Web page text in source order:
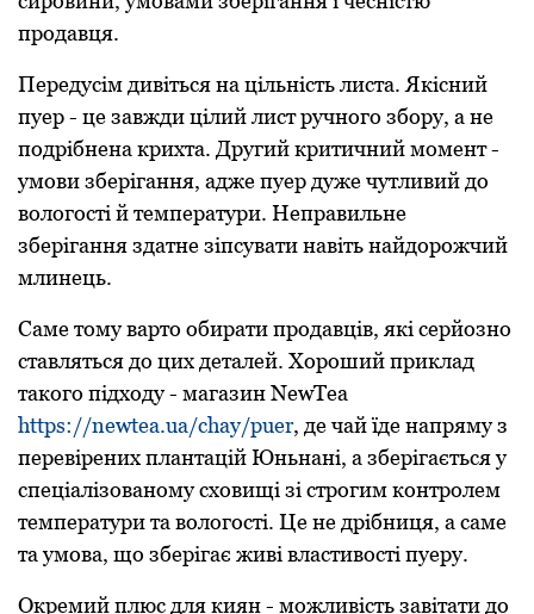
продавця.
Передусім дивіться на цільність листа. Якісний
пуер - це завжди цілий лист ручного збору, а не
подрібнена крихта. Другий критичний момент -
умови зберігання, адже пуер дуже чутливий до
вологості й температури. Неправильне
зберігання здатне зіпсувати навіть найдорожчий
млинець.
Саме тому варто обирати продавців, які серйозно
ставляться до цих деталей. Хороший приклад
такого підходу - магазин NewTea
https://newtea.ua/chay/puer, де чай їде напряму з
перевірених плантацій Юньнані, а зберігається у
спеціалізованому сховищі зі строгим контролем
температури та вологості. Це не дрібниця, а саме
та умова, що зберігає живі властивості пуеру.
Окремий плюс для киян - можливість завітати до